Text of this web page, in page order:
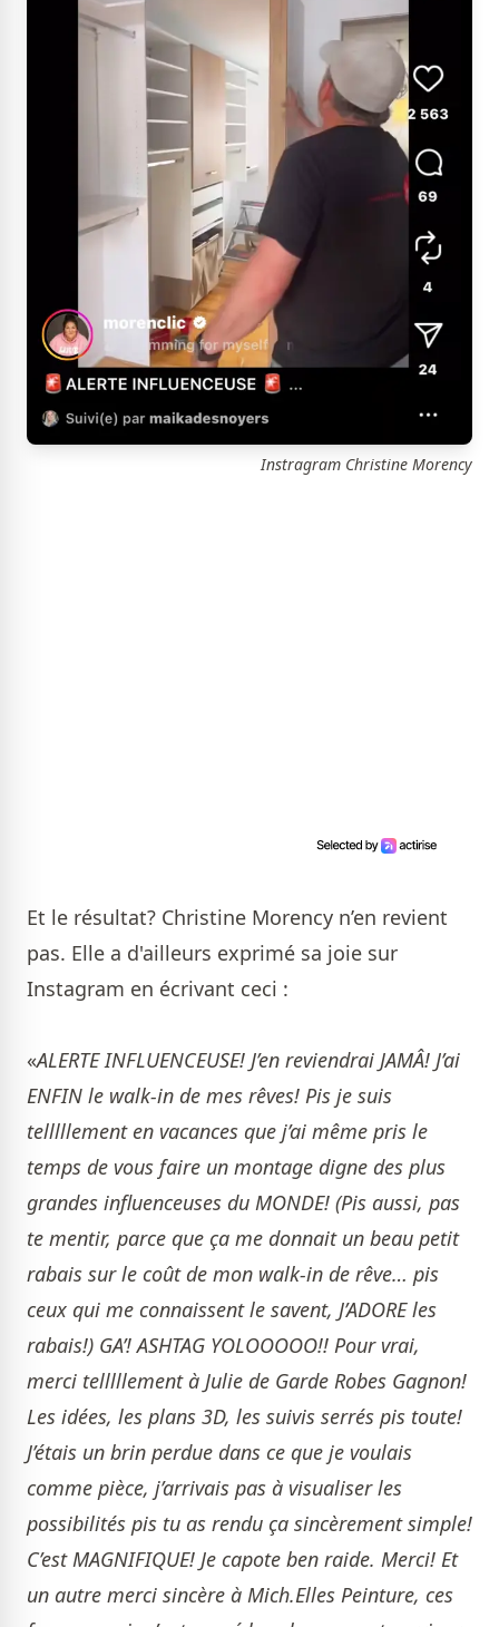
Instragram Christine Morency
Et le résultat? Christine Morency n’en revient
pas. Elle a d'ailleurs exprimé sa joie sur
Instagram en écrivant ceci :
«ALERTE INFLUENCEUSE! J’en reviendrai JAMÂ! J’ai
ENFIN le walk-in de mes rêves! Pis je suis
telllllement en vacances que j’ai même pris le
temps de vous faire un montage digne des plus
grandes influenceuses du MONDE! (Pis aussi, pas
te mentir, parce que ça me donnait un beau petit
rabais sur le coût de mon walk-in de rêve… pis
ceux qui me connaissent le savent, J’ADORE les
rabais!) GA’! ASHTAG YOLOOOOO!! Pour vrai,
merci telllllement à Julie de Garde Robes Gagnon!
Les idées, les plans 3D, les suivis serrés pis toute!
J’étais un brin perdue dans ce que je voulais
comme pièce, j’arrivais pas à visualiser les
possibilités pis tu as rendu ça sincèrement simple!
C’est MAGNIFIQUE! Je capote ben raide. Merci! Et
un autre merci sincère à Mich.Elles Peinture, ces